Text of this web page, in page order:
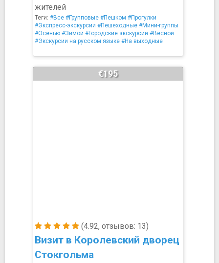
жителей
Теги: #Все #Групповые #Пешком #Прогулки
#Экспресс-экскурсии #Пешеходные #Мини-группы
#Осенью #Зимой #Городские экскурсии #Весной
#Экскурсии на русском языке #На выходные
(4.92, отзывов: 13)
Визит в Королевский дворец
Стокгольма
€195